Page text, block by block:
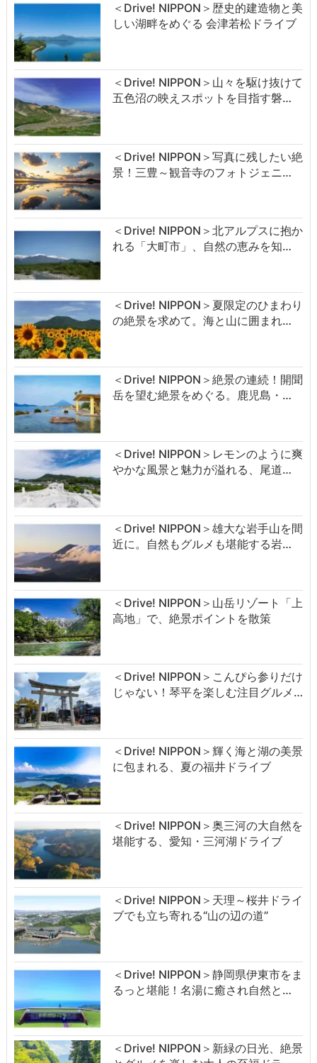
＜Drive! NIPPON＞歴史的建造物と美
しい湖畔をめぐる 会津若松ドライブ
＜Drive! NIPPON＞山々を駆け抜けて
五色沼の映えスポットを目指す磐…
＜Drive! NIPPON＞写真に残したい絶
景！三豊～観音寺のフォトジェニ…
＜Drive! NIPPON＞北アルプスに抱か
れる「大町市」、自然の恵みを知…
＜Drive! NIPPON＞夏限定のひまわり
の絶景を求めて。海と山に囲まれ…
＜Drive! NIPPON＞絶景の連続！開聞
岳を望む絶景をめぐる。鹿児島・…
＜Drive! NIPPON＞レモンのように爽
やかな風景と魅力が溢れる、尾道…
＜Drive! NIPPON＞雄大な岩手山を間
近に。自然もグルメも堪能する岩…
＜Drive! NIPPON＞山岳リゾート「上
高地」で、絶景ポイントを散策
＜Drive! NIPPON＞こんぴら参りだけ
じゃない！琴平を楽しむ注目グルメ…
＜Drive! NIPPON＞輝く海と湖の美景
に包まれる、夏の福井ドライブ
＜Drive! NIPPON＞奥三河の大自然を
堪能する、愛知・三河湖ドライブ
＜Drive! NIPPON＞天理～桜井ドライ
ブでも立ち寄れる“山の辺の道”
＜Drive! NIPPON＞静岡県伊東市をま
るっと堪能！名湯に癒され自然と…
＜Drive! NIPPON＞新緑の日光、絶景